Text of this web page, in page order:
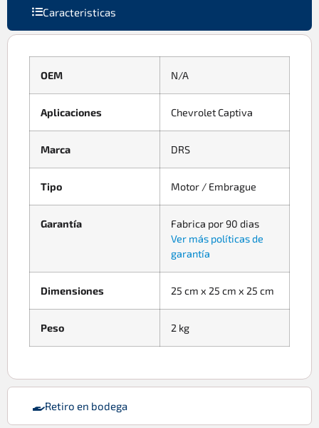
Caracteristicas
Retiro en bodega
OEM N/A
Aplicaciones Chevrolet Captiva
Marca DRS
Tipo Motor / Embrague
Garantía
Fabrica por 90 dias
Ver más políticas de
garantía
Dimensiones 25 cm x 25 cm x 25 cm
Peso 2 kg